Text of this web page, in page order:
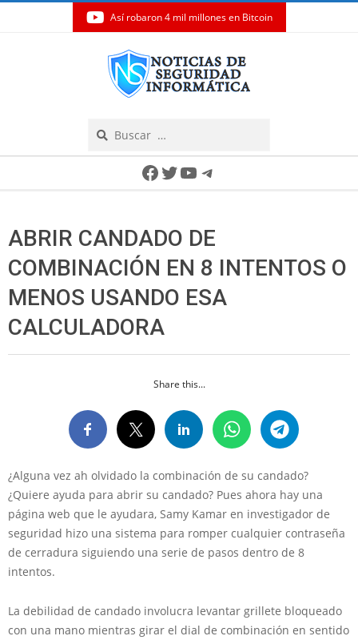
Así robaron 4 mil millones en Bitcoin
Facebook
Twitter
YouTube
Telegram
ABRIR CANDADO DE
COMBINACIÓN EN 8 INTENTOS O
MENOS USANDO ESA
CALCULADORA
Share this...
¿Alguna vez ah olvidado la combinación de su candado?
¿Quiere ayuda para abrir su candado? Pues ahora hay una
página web que le ayudara, Samy Kamar en investigador de
seguridad hizo una sistema para romper cualquier contraseña
de cerradura siguiendo una serie de pasos dentro de 8
intentos.
La debilidad de candado involucra levantar grillete bloqueado
con una mano mientras girar el dial de combinación en sentido